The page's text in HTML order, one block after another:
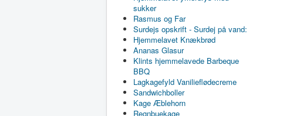
sukker
Rasmus og Far
Surdejs opskrift - Surdej på vand:
Hjemmelavet Knækbrød
Ananas Glasur
Klints hjemmelavede Barbeque
BBQ
Lagkagefyld Vanilieflødecreme
Sandwichboller
Kage Æblehorn
Regnbuekage